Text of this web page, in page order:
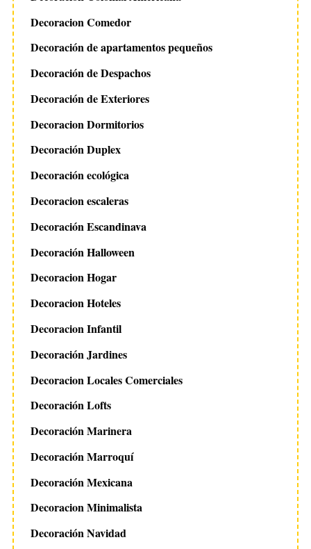
Decoracion Comedor
Decoración de apartamentos pequeños
Decoración de Despachos
Decoración de Exteriores
Decoracion Dormitorios
Decoración Duplex
Decoración ecológica
Decoracion escaleras
Decoración Escandinava
Decoración Halloween
Decoracion Hogar
Decoracion Hoteles
Decoracion Infantil
Decoración Jardines
Decoracion Locales Comerciales
Decoración Lofts
Decoración Marinera
Decoración Marroquí
Decoración Mexicana
Decoracion Minimalista
Decoración Navidad